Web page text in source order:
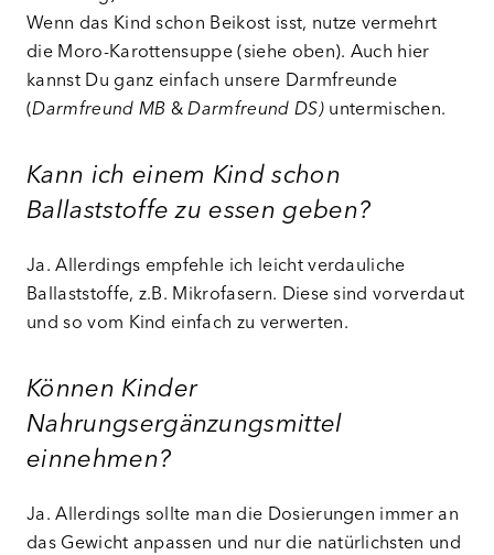
Wenn das Kind schon Beikost isst, nutze vermehrt
die Moro-Karottensuppe (siehe oben). Auch hier
kannst Du ganz einfach unsere Darmfreunde
(Darmfreund MB &Darmfreund DS) untermischen.
Kann ich einem Kind schon
Ballaststoffe zu essen geben?
Ja. Allerdings empfehle ich leicht verdauliche
Ballaststoffe, z.B. Mikrofasern. Diese sind vorverdaut
und so vom Kind einfach zu verwerten.
Können Kinder
Nahrungsergänzungsmittel
einnehmen?
Ja. Allerdings sollte man die Dosierungen immer an
das Gewicht anpassen und nur die natürlichsten und